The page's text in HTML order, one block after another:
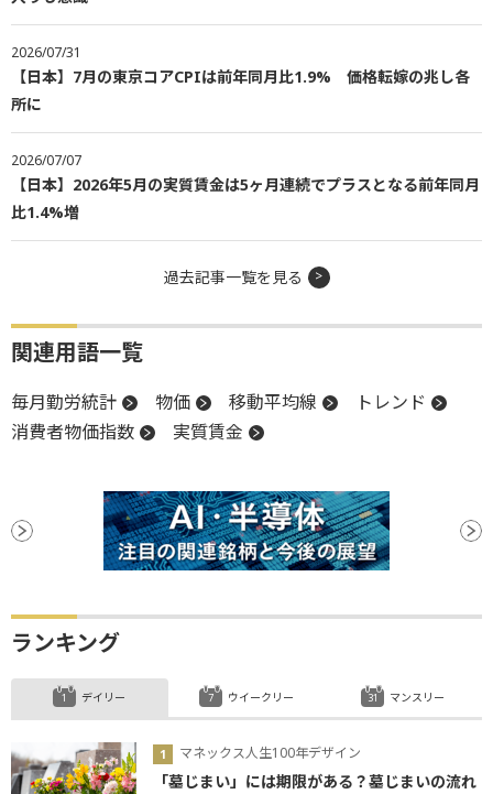
2026/07/31
【日本】7月の東京コアCPIは前年同月比1.9% 価格転嫁の兆し各
所に
2026/07/07
【日本】2026年5月の実質賃金は5ヶ月連続でプラスとなる前年同月
比1.4%増
過去記事一覧を見る
関連用語一覧
毎月勤労統計 物価 移動平均線
トレンド
消費者物価指数
実質賃金
ランキング
デイリー
マネックス人生100年デザイン
「墓じまい」には期限がある？墓じまいの流れ
ウイークリー マンスリー